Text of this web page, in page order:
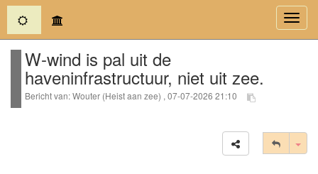
(current)
W-wind is pal uit de
haveninfrastructuur, niet uit zee.
Bericht van: Wouter (Heist aan zee) , 07-07-2026 21:10